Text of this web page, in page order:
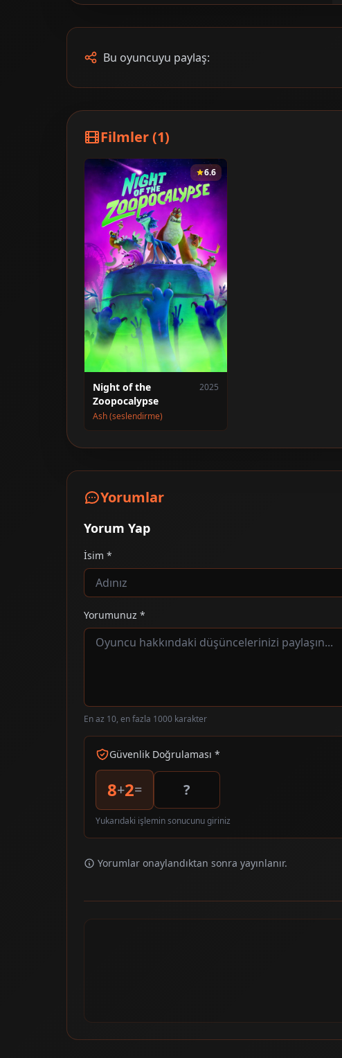
Bu oyuncuyu paylaş:
Filmler (1)
6.6
Night of the
Zoopocalypse
2025
Ash (seslendirme)
Yorumlar
Yorum Yap
İsim *
Yorumunuz *
En az 10, en fazla 1000 karakter
Güvenlik Doğrulaması *
8+2=
Yukarıdaki işlemin sonucunu giriniz
Yorumlar onaylandıktan sonra yayınlanır.